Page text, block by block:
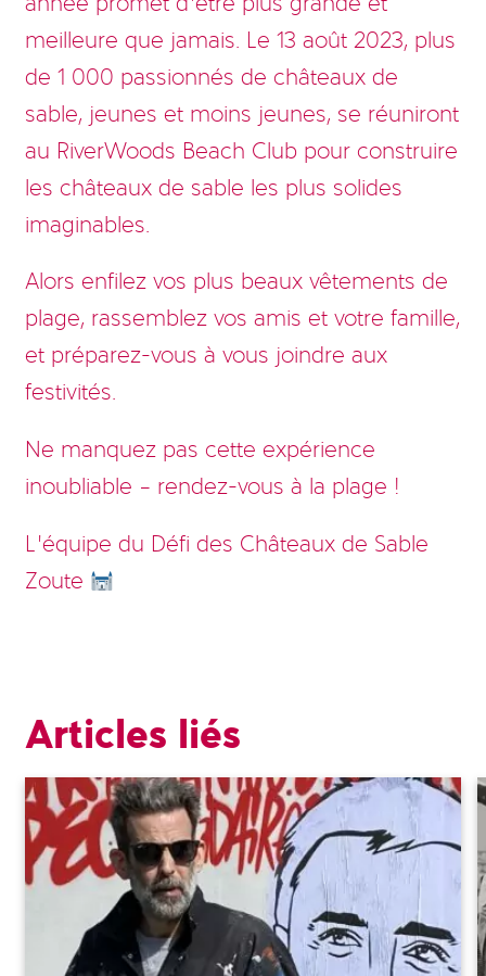
meilleure que jamais. Le 13 août 2023, plus
de 1 000 passionnés de châteaux de
sable, jeunes et moins jeunes, se réuniront
au RiverWoods Beach Club pour construire
les châteaux de sable les plus solides
imaginables.
Alors enfilez vos plus beaux vêtements de
plage, rassemblez vos amis et votre famille,
et préparez-vous à vous joindre aux
festivités.
Ne manquez pas cette expérience
inoubliable – rendez-vous à la plage !
L’équipe du Défi des Châteaux de Sable
Zoute
Articles liés